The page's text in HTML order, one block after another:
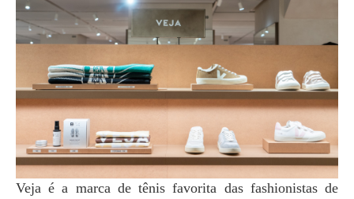
Veja é a marca de tênis favorita das fashionistas de